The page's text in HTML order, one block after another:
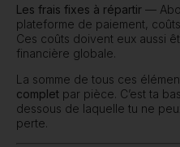
Les frais fixes à répartir —
plateforme de paiement,
Ces coûts doivent eux aussi
financière globale.
La somme de tous ces
complet par pièce. C’est ta
dessous de laquelle tu ne
perte.
Devenez membre
club de fidélité et
bénéficiez de